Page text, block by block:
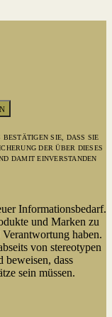
SIE, DASS SIE
DER ÜBER DIESES
DAMIT EINVERSTANDEN
Informationsbedarf.
und Marken zu
haben.
von stereotypen
dass
sein müssen.